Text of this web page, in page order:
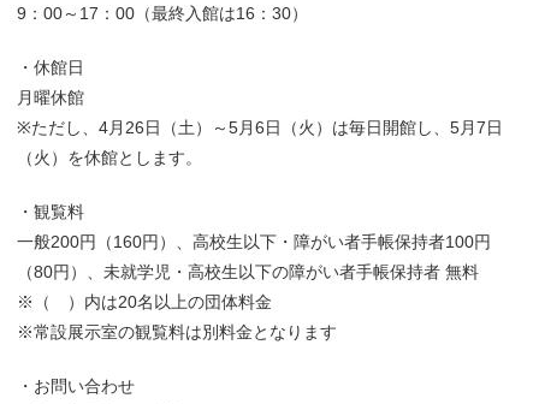
9：00～17：00（最終入館は16：30）
・休館日
月曜休館
※ただし、4月26日（土）～5月6日（火）は毎日開館し、5月7日
（火）を休館とします。
・観覧料
一般200円（160円）、高校生以下・障がい者手帳保持者100円
（80円）、未就学児・高校生以下の障がい者手帳保持者 無料
※（ ）内は20名以上の団体料金
※常設展示室の観覧料は別料金となります
・お問い合わせ